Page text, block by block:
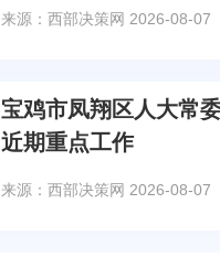
来源：西部决策网 2026-08-07
宝鸡市凤翔区人大常
近期重点工作
来源：西部决策网 2026-08-07